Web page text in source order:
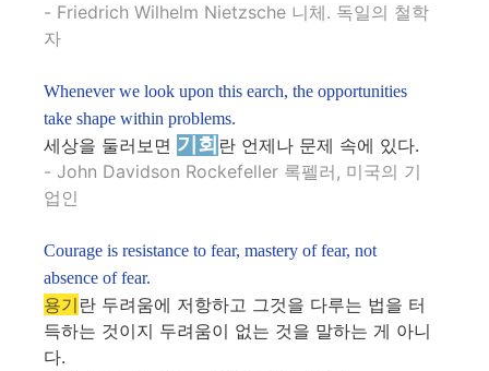
- Friedrich Wilhelm Nietzsche 니체. 독일의 철학
자
Whenever we look upon this earch, the opportunities
take shape within problems.
세상을 둘러보면 기회 란 언제나 문제 속에 있다.
- John Davidson Rockefeller 록펠러, 미국의 기
업인
Courage is resistance to fear, mastery of fear, not
absence of fear.
용기 란 두려움에 저항하고 그것을 다루는 법을 터
득하는 것이지 두려움이 없는 것을 말하는 게 아니
다.